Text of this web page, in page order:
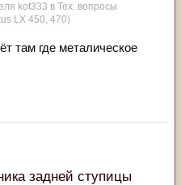
kot333 в Тех. вопросы
LX 450, 470)
там где металическое
задней ступицы